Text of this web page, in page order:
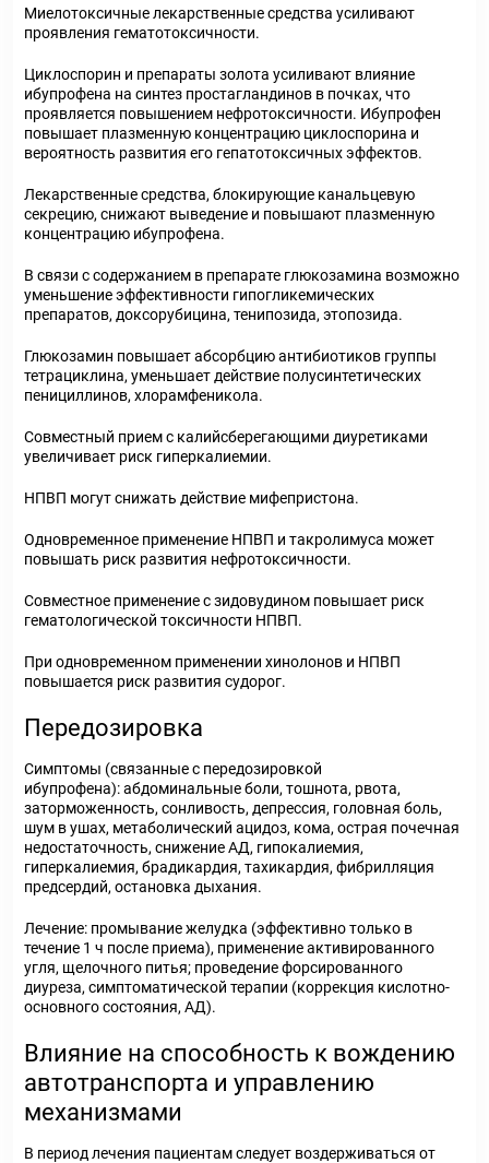
Миелотоксичные лекарственные средства усиливают
проявления гематотоксичности.
Циклоспорин и препараты золота усиливают влияние
ибупрофена на синтез простагландинов в почках, что
проявляется повышением нефротоксичности. Ибупрофен
повышает плазменную концентрацию циклоспорина и
вероятность развития его гепатотоксичных эффектов.
Лекарственные средства, блокирующие канальцевую
секрецию, снижают выведение и повышают плазменную
концентрацию ибупрофена.
В связи с содержанием в препарате глюкозамина возможно
уменьшение эффективности гипогликемических
препаратов, доксорубицина, тенипозида, этопозида.
Глюкозамин повышает абсорбцию антибиотиков группы
тетрациклина, уменьшает действие полусинтетических
пенициллинов, хлорамфеникола.
Совместный прием с калийсберегающими диуретиками
увеличивает риск гиперкалиемии.
НПВП могут снижать действие мифепристона.
Одновременное применение НПВП и такролимуса может
повышать риск развития нефротоксичности.
Совместное применение с зидовудином повышает риск
гематологической токсичности НПВП.
При одновременном применении хинолонов и НПВП
повышается риск развития судорог.
Передозировка
Симптомы (связанные с передозировкой
ибупрофена): абдоминальные боли, тошнота, рвота,
заторможенность, сонливость, депрессия, головная боль,
шум в ушах, метаболический ацидоз, кома, острая почечная
недостаточность, снижение АД, гипокалиемия,
гиперкалиемия, брадикардия, тахикардия, фибрилляция
предсердий, остановка дыхания.
Лечение: промывание желудка (эффективно только в
течение 1 ч после приема), применение активированного
угля, щелочного питья; проведение форсированного
диуреза, симптоматической терапии (коррекция кислотно-
основного состояния, АД).
Влияние на способность к вождению
автотранспорта и управлению
механизмами
В период лечения пациентам следует воздерживаться от